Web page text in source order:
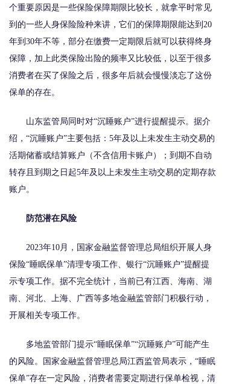
个重要原因是一些保险保障期限比较长，就拿平时常见
到的一些人身保险险种来讲，它们的保障期限能达到20
年到30年不等，部分在缴费一定期限后就可以获得终身
保障，加上此类保险出险的频率又比较低，以至于很多
消费者在买了保险之后，很多年后就会慢慢淡忘了这份
保单的存在。
山东监管局同时对“沉睡账户”进行提醒提示。据介
绍，“沉睡账户”主要包括：5年及以上未发生主动交易的
活期储蓄或结算账户（不含信用卡账户）；到期不自动
转存且到期之日起5年及以上未发生主动交易的定期存款
账户。
防范潜在风险
2023年10月，国家金融监督管理总局组织开展人身
保险“睡眠保单”清理专项工作、银行“沉睡账户”提醒提
示专项工作。据不完全统计，当前已有江西、海南、湖
南、河北、上海、广西等多地金融监管部门积极行动，
开展相关专项工作。
多地监管部门提示“睡眠保单”“沉睡账户”可能产生
的风险。国家金融监督管理总局江西监管局表示，“睡眠
保单”存在一定风险，消费者需要定期进行保单检视，清